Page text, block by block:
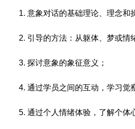
1. 意象对话的基础理论、理念和
2. 引导的方法：从躯体、梦或情
3. 探讨意象的象征意义；
4. 通过学员之间的互动，学习觉
5. 通过个人情绪体验，了解个体